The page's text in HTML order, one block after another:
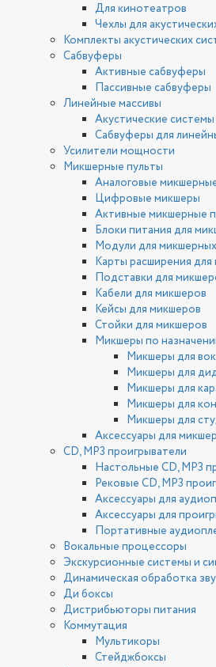
Для кинотеатров
Чехлы для
Комплекты акустических
Сабвуферы
Активные сабвуферы
Пассивные сабвуферы
Линейные массивы
Акустические
Сабвуферы для
Усилители мощности
Микшерные пульты
Аналоговые
Цифровые микшеры
Активные микшерные
Блоки питания для
Модули для
Карты расширения
Подставки для
Кабели для микшеров
Кейсы для микшеров
Стойки для микшеров
Микшеры по
Микшеры для
Микшеры для
Микшеры для
Микшеры для
Микшеры для
Аксессуары для
CD, MP3 проигрыватели
Настольные CD, MP3
Рековые CD, MP3
Аксессуары для
Аксессуары для
Портативные
Вокальные процессоры
Экскурсионные системы и
Динамическая обработка
Ди боксы
Дистрибьюторы питания
Коммутация
Мультикоры
Стейджбоксы